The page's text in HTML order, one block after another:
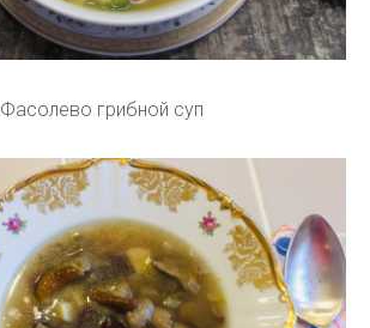
Фасолево грибной суп